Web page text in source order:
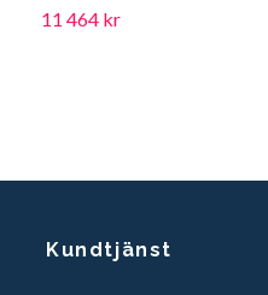
11 464 kr
Kundtjänst